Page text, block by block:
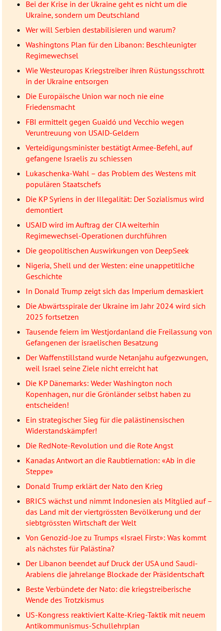
Bei der Krise in der Ukraine geht es nicht um die
Ukraine, sondern um Deutschland
Wer will Serbien destabilisieren und warum?
Washingtons Plan für den Libanon: Beschleunigter
Regimewechsel
Wie Westeuropas Kriegstreiber ihren Rüstungsschrott
in der Ukraine entsorgen
Die Europäische Union war noch nie eine
Friedensmacht
FBI ermittelt gegen Guaidó und Vecchio wegen
Veruntreuung von USAID-Geldern
Verteidigungsminister bestätigt Armee-Befehl, auf
gefangene Israelis zu schiessen
Lukaschenka-Wahl – das Problem des Westens mit
populären Staatschefs
Die KP Syriens in der Illegalität: Der Sozialismus wird
demontiert
USAID wird im Auftrag der CIA weiterhin
Regimewechsel-Operationen durchführen
Die geopolitischen Auswirkungen von DeepSeek
Nigeria, Shell und der Westen: eine unappetitliche
Geschichte
In Donald Trump zeigt sich das Imperium demaskiert
Die Abwärtsspirale der Ukraine im Jahr 2024 wird sich
2025 fortsetzen
Tausende feiern im Westjordanland die Freilassung von
Gefangenen der israelischen Besatzung
Der Waffenstillstand wurde Netanjahu aufgezwungen,
weil Israel seine Ziele nicht erreicht hat
Die KP Dänemarks: Weder Washington noch
Kopenhagen, nur die Grönländer selbst haben zu
entscheiden!
Ein strategischer Sieg für die palästinensischen
Widerstandskämpfer!
Die RedNote-Revolution und die Rote Angst
Kanadas Antwort an die Raubtiernation: «Ab in die
Steppe»
Donald Trump erklärt der Nato den Krieg
BRICS wächst und nimmt Indonesien als Mitglied auf –
das Land mit der viertgrössten Bevölkerung und der
siebtgrössten Wirtschaft der Welt
Von Genozid-Joe zu Trumps «Israel First»: Was kommt
als nächstes für Palästina?
Der Libanon beendet auf Druck der USA und Saudi-
Arabiens die jahrelange Blockade der Präsidentschaft
Beste Verbündete der Nato: die kriegstreiberische
Wende des Trotzkismus
US-Kongress reaktiviert Kalte-Krieg-Taktik mit neuem
Antikommunismus-Schullehrplan